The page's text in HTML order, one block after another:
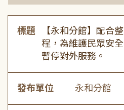
標題
【永和分館】配合
程，為維護民眾安
暫停對外服務。
發布單位 永和分館